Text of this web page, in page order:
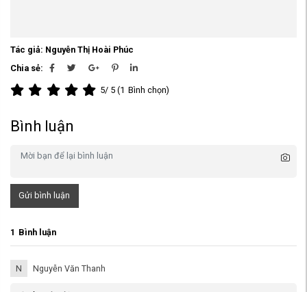
Tác giả: Nguyễn Thị Hoài Phúc
Chia sẻ:
5/ 5 (1 Bình chọn)
Bình luận
Gửi bình luận
1 Bình luận
N Nguyễn Văn Thanh